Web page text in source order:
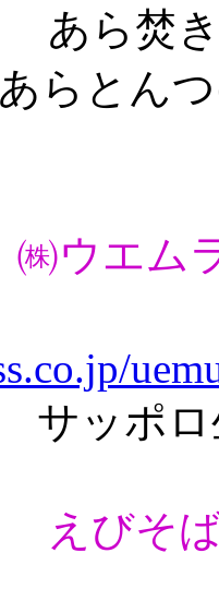
骨あ
らとん
㈱ウエム
ラ
えびそ